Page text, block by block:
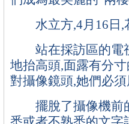
水立方,4月16日,
站在採訪區的電視
地抬高頭,面露有分
對攝像鏡頭,她們必
擺脫了攝像機前的